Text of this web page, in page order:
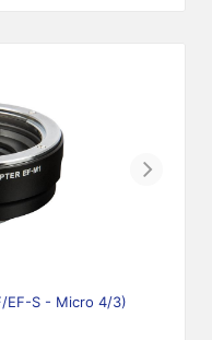
Next
EF-S - Micro 4/3)